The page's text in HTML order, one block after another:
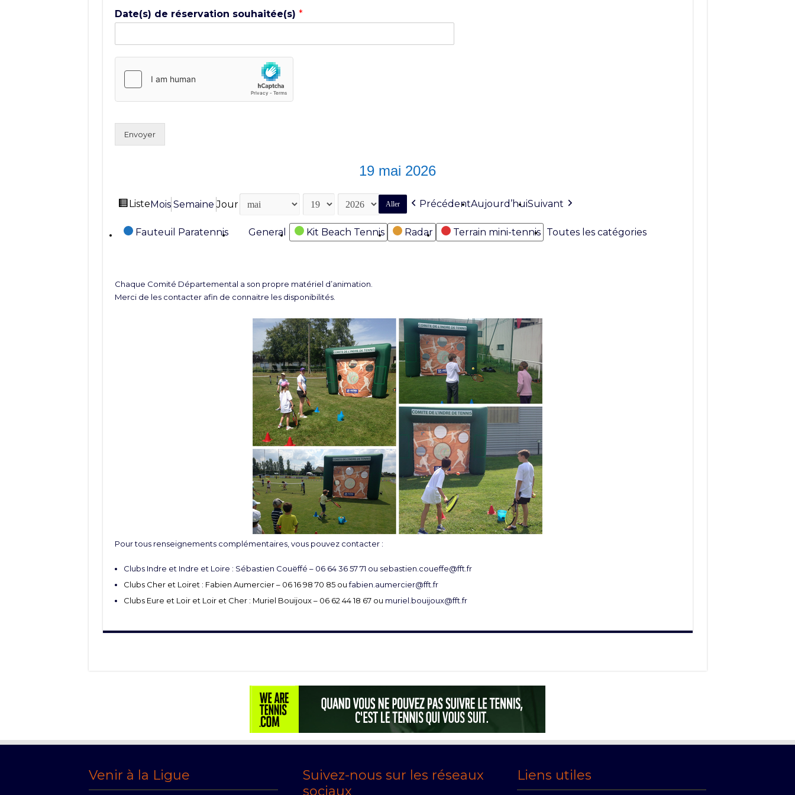
Date(s) de réservation souhaitée(s) *
Envoyer
19 mai 2026
Vue
ListeMois Semaine Jour Mois
Jour
Année PrécédentAujourd’huiSuivant
Catégories
Fauteuil Paratennis General Kit Beach Tennis Radar Terrain mini-tennis Toutes les catégories
Chaque Comité Départemental a son propre matériel d’animation.
Merci de les contacter afin de connaitre les disponibilités.
Pour tous renseignements complémentaires, vous pouvez contacter :
Clubs Indre et Indre et Loire : Sébastien Couëffé – 06 64 36 57 71 ou sebastien.coueffe@fft.fr
Clubs Cher et Loiret : Fabien Aumercier – 06 16 98 70 85 oufabien.aumercier@fft.fr
Clubs Eure et Loir et Loir et Cher : Muriel Bouijoux – 06 62 44 18 67 ou muriel.bouijoux@fft.fr
Venir à la Ligue
Suivez-nous sur les réseaux
sociaux
Liens utiles